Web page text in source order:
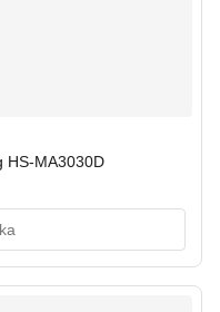
HS-MA3030D